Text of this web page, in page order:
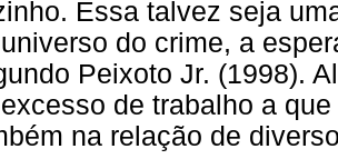
Essa talvez seja
do crime, a
Peixoto Jr. (1998).
de trabalho a
na relação de